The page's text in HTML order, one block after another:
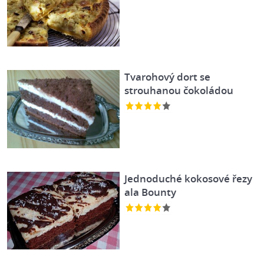
Tvarohový dort se
strouhanou čokoládou
Jednoduché kokosové řezy
ala Bounty